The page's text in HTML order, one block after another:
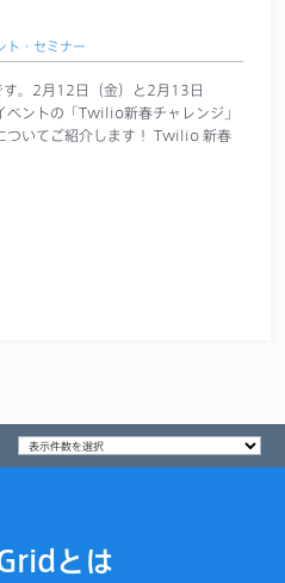
ト・セミナー
。2月12日（金）と2月13日
ベントの「Twilio新春チャレンジ」
ついてご紹介します！ Twilio 新春
とは